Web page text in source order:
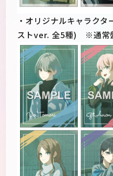
・オリジナルキャラク
ストver. 全5種) ※通常